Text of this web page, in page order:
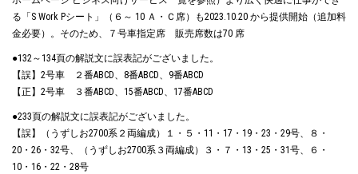
る「S Work Pシート」（６～ 10 Ａ・Ｃ席）も2023.10.20 から提供開始（追加料
金必要）。そのため、７号車指定席 販売席数は70 席
●132～134頁の解説文に誤表記がございました。
【誤】2号車 ２番ABCD、8番ABCD、9番ABCD
【正】2号車 ３番ABCD、15番ABCD、17番ABCD
●233頁の解説文に誤表記がございました。
【誤】（うずしお2700系２両編成）１・５・11・17・19・23・29号、８・
20・26・32号、（うずしお2700系３両編成）３・７・13・25・31号、６・
10・16・22・28号